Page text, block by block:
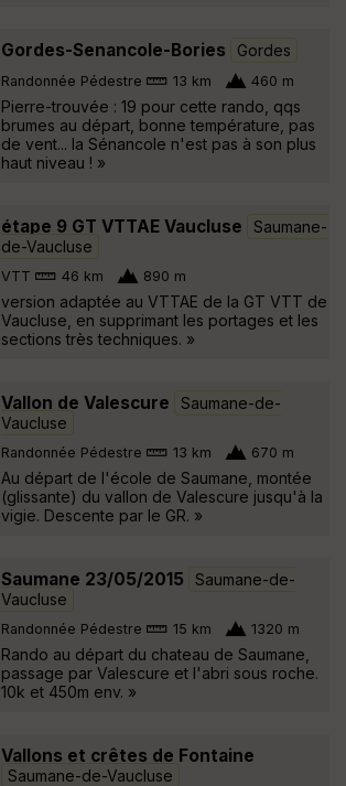
Gordes-Senancole-Bories Gordes
Randonnée Pédestre 13 km 460 m
Pierre-trouvée : 19 pour cette rando, qqs
brumes au départ, bonne température, pas
de vent... la Sénancole n'est pas à son plus
haut niveau ! »
étape 9 GT VTTAE Vaucluse
Saumane-
de-Vaucluse
VTT 46 km 890 m
version adaptée au VTTAE de la GT VTT de
Vaucluse, en supprimant les portages et les
sections très techniques. »
Vallon de Valescure
Saumane-de-
Vaucluse
Randonnée Pédestre 13 km 670 m
Au départ de l'école de Saumane, montée
(glissante) du vallon de Valescure jusqu'à la
vigie. Descente par le GR. »
Saumane 23/05/2015
Saumane-de-
Vaucluse
Randonnée Pédestre 15 km 1320 m
Rando au départ du chateau de Saumane,
passage par Valescure et l'abri sous roche.
10k et 450m env. »
Vallons et crêtes de Fontaine
Saumane-de-Vaucluse